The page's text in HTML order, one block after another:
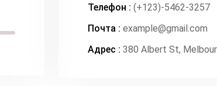
Телефон : (+123)-5462-3257
Почта : example@gmail.com
Адрес : 380 Albert St,